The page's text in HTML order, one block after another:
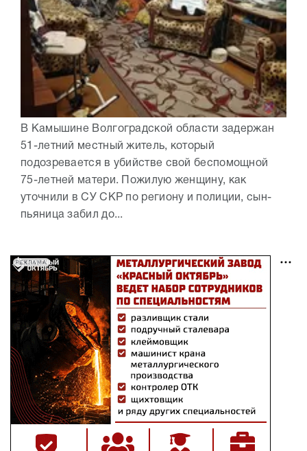
В Камышине Волгоградской области задержан
51-летний местный житель, который
подозревается в убийстве свой беспомощной
75-летней матери. Пожилую женщину, как
уточнили в СУ СКР по региону и полиции, сын-
пьяница забил до...
РЕКЛАМА